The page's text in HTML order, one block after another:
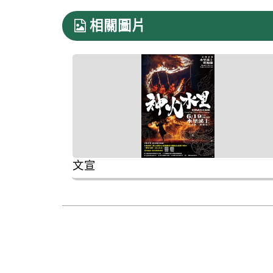
相關圖片
文宣